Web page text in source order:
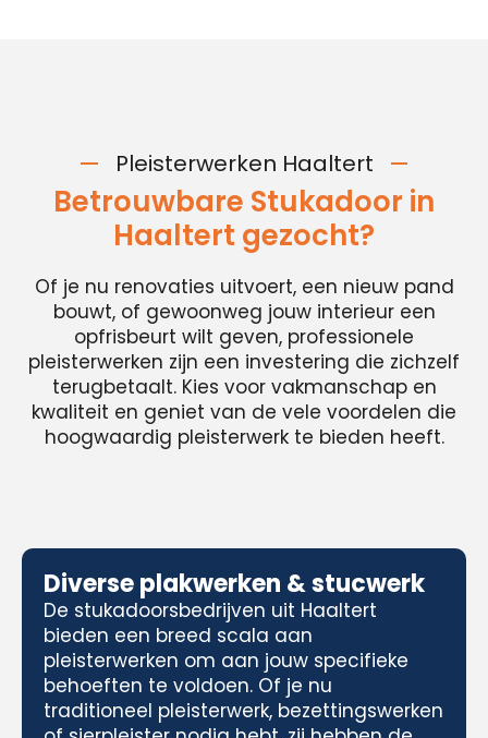
Pleisterwerken Haaltert
Betrouwbare Stukadoor in
Haaltert gezocht?
Of je nu renovaties uitvoert, een nieuw pand
bouwt, of gewoonweg jouw interieur een
opfrisbeurt wilt geven, professionele
pleisterwerken zijn een investering die zichzelf
terugbetaalt. Kies voor vakmanschap en
kwaliteit en geniet van de vele voordelen die
hoogwaardig pleisterwerk te bieden heeft.
Diverse plakwerken & stucwerk
De stukadoorsbedrijven uit Haaltert
bieden een breed scala aan
pleisterwerken om aan jouw specifieke
behoeften te voldoen. Of je nu
traditioneel pleisterwerk, bezettingswerken